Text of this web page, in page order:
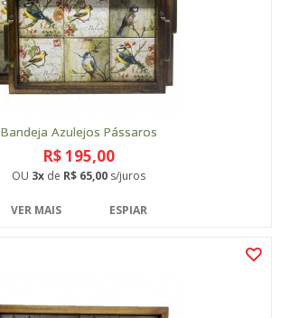
Bandeja Azulejos Pássaros
R$ 195,00
OU 3x de R$ 65,00 s/juros
VER MAIS ESPIAR